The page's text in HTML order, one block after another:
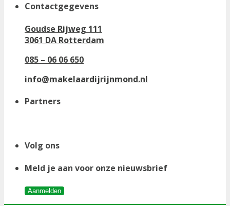
Contactgegevens
Goudse Rijweg 111
3061 DA Rotterdam
085 – 06 06 650
info@makelaardijrijnmond.nl
Partners
Volg ons
Meld je aan voor onze nieuwsbrief
Aanmelden